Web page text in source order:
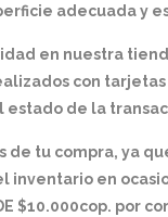
adecuada y
en nuestra
con
de la
de tu compra, ya
inventario en
DE $10.000cop. por